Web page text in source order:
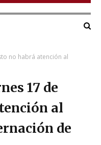
no habrá atención al
17 de
al
de